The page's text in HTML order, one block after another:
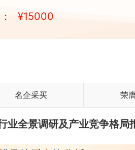
¥15000
名企采买 荣
全景调研及产业竞争格局